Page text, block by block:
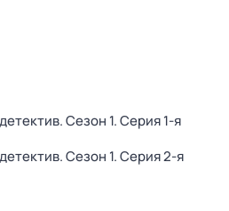
. Сезон 1. Серия 1-я
. Сезон 1. Серия 2-я